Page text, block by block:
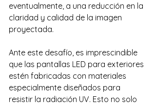
eventualmente, a una reducción en la
claridad y calidad de la imagen
proyectada.
Ante este desafío, es imprescindible
que las pantallas LED para exteriores
estén fabricadas con materiales
especialmente diseñados para
resistir la radiación UV. Esto no solo